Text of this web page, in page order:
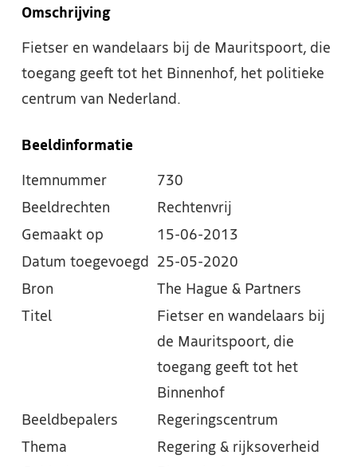
Omschrijving
Fietser en wandelaars bij de Mauritspoort, die
toegang geeft tot het Binnenhof, het politieke
centrum van Nederland.
Beeldinformatie
Itemnummer
730
Beeldrechten
Rechtenvrij
Gemaakt op
15-06-2013
Datum toegevoegd
25-05-2020
Bron
The Hague & Partners
Titel
Fietser en wandelaars bij
de Mauritspoort, die
toegang geeft tot het
Binnenhof
Beeldbepalers
Regeringscentrum
Thema
Regering & rijksoverheid